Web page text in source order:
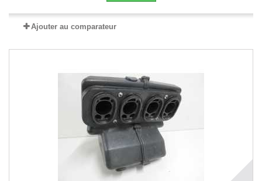
Ajouter au comparateur